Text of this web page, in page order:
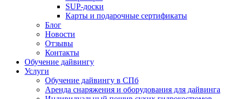
SUP-доски
Карты и подарочные сертификаты
Блог
Новости
Отзывы
Контакты
Обучение дайвингу
Услуги
Обучение дайвингу в СПб
Аренда снаряжения и оборудования для дайвинга